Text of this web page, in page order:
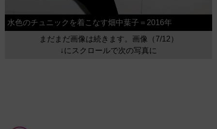
水色のチュニックを着こなす畑中葉子＝2016年
まだまだ画像は続きます。画像（7/12）
↓にスクロールで次の写真に